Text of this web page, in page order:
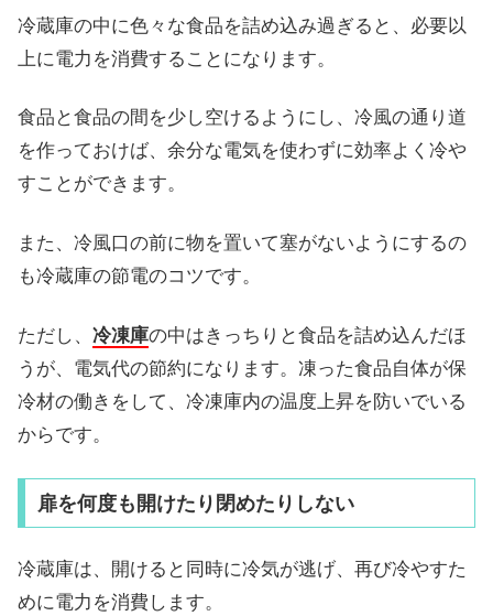
冷蔵庫の中に色々な食品を詰め込み過ぎると、必要以
上に電力を消費することになります。
食品と食品の間を少し空けるようにし、冷風の通り道
を作っておけば、余分な電気を使わずに効率よく冷や
すことができます。
また、冷風口の前に物を置いて塞がないようにするの
も冷蔵庫の節電のコツです。
ただし、 冷凍庫の中はきっちりと食品を詰め込んだほ
うが、電気代の節約になります。凍った食品自体が保
冷材の働きをして、冷凍庫内の温度上昇を防いでいる
からです。
扉を何度も開けたり閉めたりしない
冷蔵庫は、開けると同時に冷気が逃げ、再び冷やすた
めに電力を消費します。